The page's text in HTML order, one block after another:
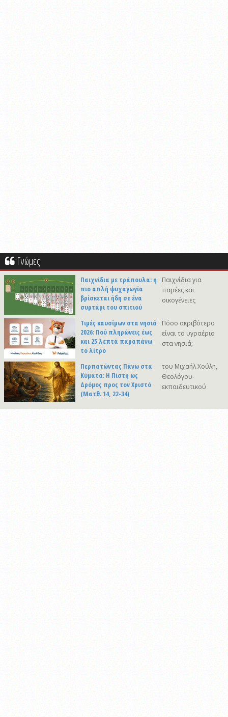
Γνώμες
Παιχνίδια με τράπουλα: η
πιο απλή ψυχαγωγία
βρίσκεται ήδη σε ένα
συρτάρι του σπιτιού
Παιχνίδια για
παρέες και
οικογένειες
Τιμές καυσίμων στα νησιά
2026: Πού πληρώνεις έως
και 25 λεπτά παραπάνω
το λίτρο
Πόσο ακριβότερο
είναι το υγραέριο
στα νησιά;
Περπατώντας Πάνω στα
Κύματα: Η Πίστη ως
Δρόμος προς τον Χριστό
(Ματθ. 14, 22-34)
του Μιχαήλ Χούλη,
Θεολόγου-
εκπαιδευτικού